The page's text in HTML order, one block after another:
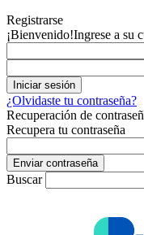
Registrarse
¡Bienvenido!Ingrese a su
¿Olvidaste tu contraseña?
Recuperación de
Recupera tu contraseña
Buscar